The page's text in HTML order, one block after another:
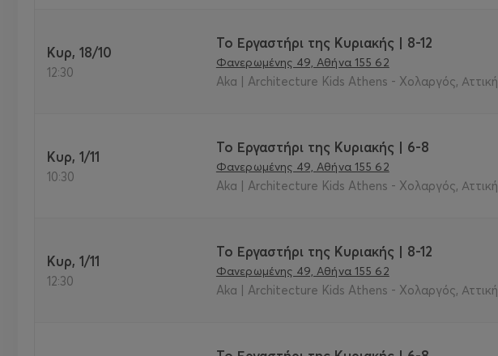
Κυρ, 18/10
12:30
Το Εργαστήρι της Κυριακής | 8-12
Φανερωμένης 49, Αθήνα 155 62
Aka | Architecture Kids Athens - Χολαργός, Αττική
Κυρ, 1/11
10:30
Το Εργαστήρι της Κυριακής | 6-8
Φανερωμένης 49, Αθήνα 155 62
Aka | Architecture Kids Athens - Χολαργός, Αττική
Κυρ, 1/11
12:30
Το Εργαστήρι της Κυριακής | 8-12
Φανερωμένης 49, Αθήνα 155 62
Aka | Architecture Kids Athens - Χολαργός, Αττική